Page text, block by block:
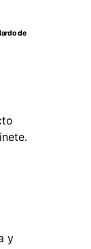
de